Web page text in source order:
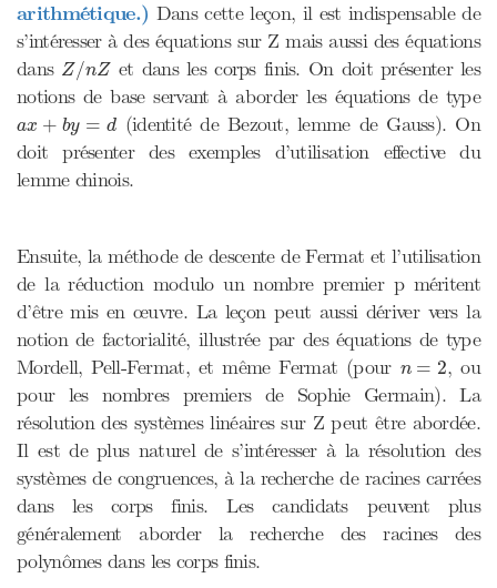
arithmétique.) Dans cette leçon, il est indispensable de
s’intéresser à des équations sur Z mais aussi des équations
dans Z/nZ
Z/n Zet dans les corps finis. On doit présenter les
notions de base servant à aborder les équations de type
ax + by = d
ax + y=
(identité de Bezout, lemme de Gauss). On
doit présenter des exemples d’utilisation effective du
lemme chinois.
Ensuite, la méthode de descente de Fermat et l’utilisation
de la réduction modulo un nombre premier p méritent
d’être mis en œuvre. La leçon peut aussi dériver vers la
notion de factorialité, illustrée par des équations de type
Mordell, Pell-Fermat, et même Fermat (pour n = 2
n
, ou
pour les nombres premiers de Sophie Germain). La
résolution des systèmes linéaires sur Z peut être abordée.
Il est de plus naturel de s’intéresser à la résolution des
systèmes de congruences, à la recherche de racines carrées
dans les corps finis. Les candidats peuvent plus
généralement aborder la recherche des racines des
polynômes dans les corps finis.